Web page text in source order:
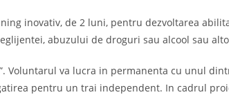
inovativ, de 2 luni, pentru dezvoltarea
abuzului de droguri sau alcool sau
Voluntarul va lucra in permanenta cu unul
pentru un trai independent. In cadrul